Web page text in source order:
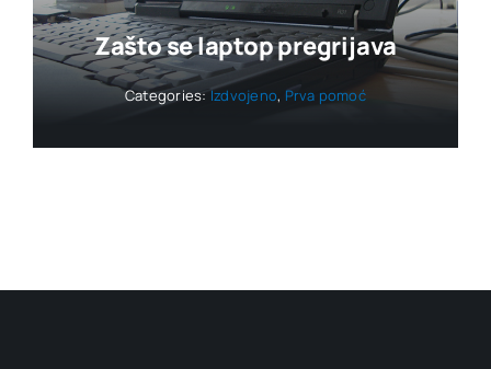
Zašto se laptop pregrijava
Categories:Izdvojeno, Prva pomoć